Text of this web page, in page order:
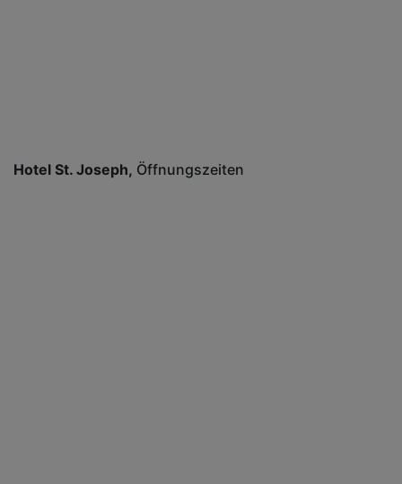
Hotel St. Joseph Öffnungszeiten